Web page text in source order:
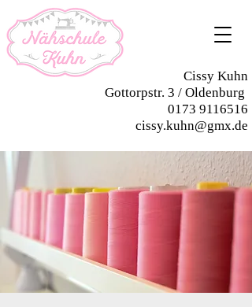
Cissy Kuhn
Gottorpstr. 3 / Oldenburg
0173 9116516
cissy.kuhn@gmx.de